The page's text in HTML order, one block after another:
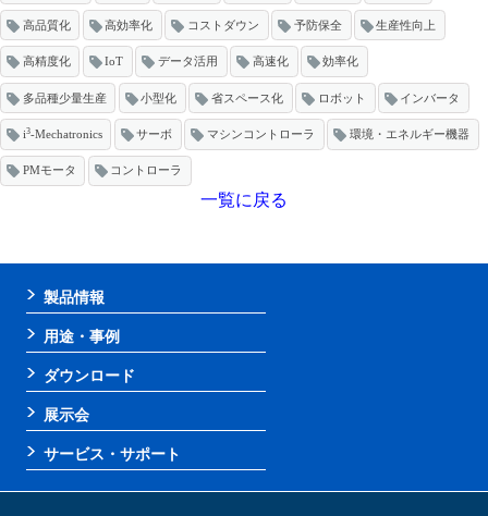
高品質化 高効率化 コストダウン 予防保全 生産性向上
高精度化 IoT データ活用 高速化 効率化
多品種少量生産 小型化 省スペース化 ロボット インバータ
i3-Mechatronics サーボ マシンコントローラ 環境・エネルギー機器
PMモータ コントローラ
一覧に戻る
製品情報
用途・事例
ダウンロード
展示会
サービス・サポート